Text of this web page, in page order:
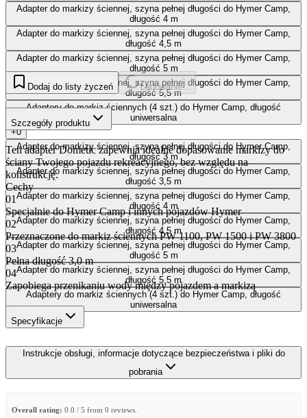
Adapter do markizy ściennej, szyna pełnej długości do Hymer Camp,
długość 4 m
Adapter do markizy ściennej, szyna pełnej długości do Hymer Camp,
długość 4,5 m
Adapter do markizy ściennej, szyna pełnej długości do Hymer Camp,
długość 5 m
Adapter do markizy ściennej, szyna pełnej długości do Hymer Camp,
długość 5,5 m
Adaptery do markiz ściennych (4 szt.) do Hymer Camp, długość
uniwersalna
+0
Adapter do markizy ściennej, szyna pełnej długości do Hymer Camp,
długość 3 m
Adapter do markizy ściennej, szyna pełnej długości do Hymer Camp,
długość 3,5 m
Adapter do markizy ściennej, szyna pełnej długości do Hymer Camp,
długość 4 m
Adapter do markizy ściennej, szyna pełnej długości do Hymer Camp,
długość 4,5 m
Adapter do markizy ściennej, szyna pełnej długości do Hymer Camp,
długość 5 m
Adapter do markizy ściennej, szyna pełnej długości do Hymer Camp,
długość 5,5 m
Adaptery do markiz ściennych (4 szt.) do Hymer Camp, długość
uniwersalna
Dodaj do listy życzeń Ładowanie...
Szczegóły produktu
Ten adapter Dometic zapewnia idealne dopasowanie markizy do
ściany Twojego pojazdu rekreacyjnego, bez względu na
konstrukcję.
Cechy
01
Specjalnie do Hymer Camp i innych pojazdów Hymer
02
Przeznaczone do markiz ściennych PW 1100, PW 1500 i PW 3800
03
Pełna długość 3,0 m
04
Zapobiega przenikaniu wody między pojazdem a markizą
Specyfikacje
Instrukcje obsługi, informacje dotyczące bezpieczeństwa i pliki do
pobrania
Overall rating: 0.0 / 5 from 0 reviews.